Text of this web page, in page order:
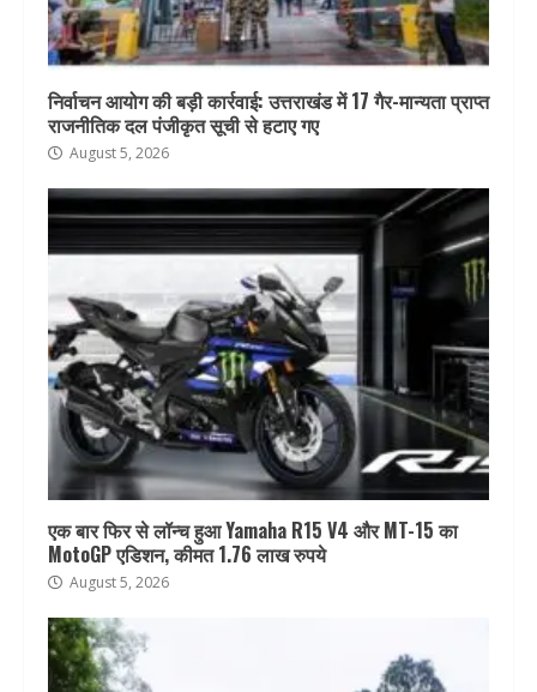
निर्वाचन आयोग की बड़ी कार्रवाई: उत्तराखंड में 17 गैर-मान्यता प्राप्त
राजनीतिक दल पंजीकृत सूची से हटाए गए
August 5, 2026
एक बार फिर से लॉन्च हुआ Yamaha R15 V4 और MT-15 का
MotoGP एडिशन, कीमत 1.76 लाख रुपये
August 5, 2026